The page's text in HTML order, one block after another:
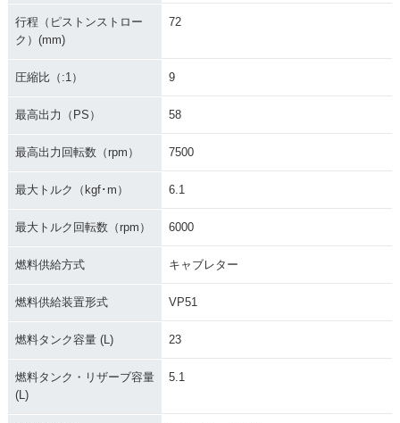
行程（ピストンストロー
ク）(mm)
72
圧縮比（:1） 9
最高出力（PS） 58
最高出力回転数（rpm） 7500
最大トルク（kgf･m） 6.1
最大トルク回転数（rpm） 6000
燃料供給方式 キャブレター
燃料供給装置形式 VP51
燃料タンク容量 (L) 23
燃料タンク・リザーブ容量
(L)
5.1